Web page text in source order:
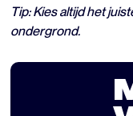
Tip: Kies altijd het
ondergrond.